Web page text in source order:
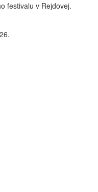
festivalu v Rejdovej.